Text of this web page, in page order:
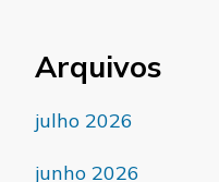
Arquivos
julho 2026
junho 2026